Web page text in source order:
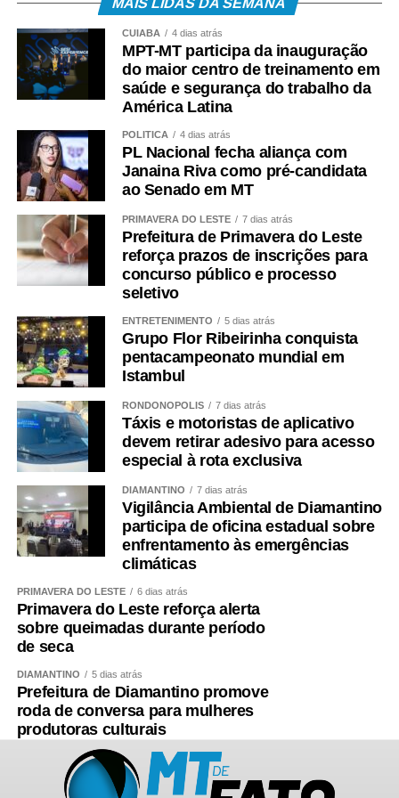
TCE/MT, Joel Bino, do presidente da Fecomércio, Tião da
Zaeli, da Deputada Estadual Janaína Riva, do secretário-
adjunto de Turismo do Estado, Luis Carlos Nigro, e do
Prefeito de Diamantino, Chico Mendes.
COMENTE ABAIXO:
WhatsApp
Facebook
Twitter
Messenger
LinkedIn
Share
MAIS LIDAS DA SEMANA
CUIABÁ 4 dias atrás
MPT-MT participa da inauguração
do maior centro de treinamento em
saúde e segurança do trabalho da
América Latina
POLÍTICA 4 dias atrás
PL Nacional fecha aliança com
Janaina Riva como pré-candidata
ao Senado em MT
PRIMAVERA DO LESTE 7 dias atrás
Prefeitura de Primavera do Leste
reforça prazos de inscrições para
concurso público e processo
seletivo
ENTRETENIMENTO 5 dias atrás
Grupo Flor Ribeirinha conquista
pentacampeonato mundial em
Istambul
RONDONÓPOLIS 7 dias atrás
Táxis e motoristas de aplicativo
devem retirar adesivo para acesso
especial à rota exclusiva
DIAMANTINO 7 dias atrás
Vigilância Ambiental de Diamantino
participa de oficina estadual sobre
enfrentamento às emergências
climáticas
PRIMAVERA DO LESTE 6 dias atrás
Primavera do Leste reforça alerta
sobre queimadas durante período
de seca
DIAMANTINO 5 dias atrás
Prefeitura de Diamantino promove
roda de conversa para mulheres
produtoras culturais